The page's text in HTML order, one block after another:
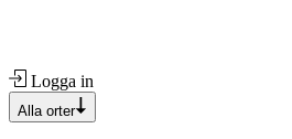
Logga in
Alla orter